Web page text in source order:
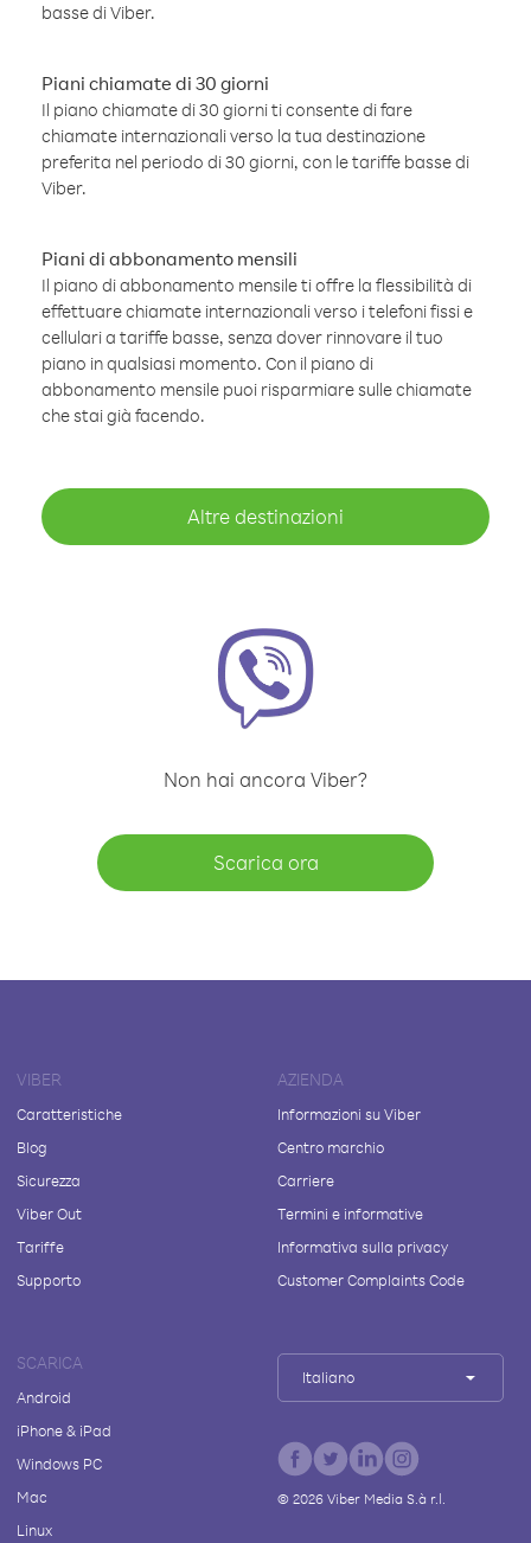
basse di Viber.
Piani chiamate di 30 giorni
Il piano chiamate di 30 giorni ti consente di fare
chiamate internazionali verso la tua destinazione
preferita nel periodo di 30 giorni, con le tariffe basse di
Viber.
Piani di abbonamento mensili
Il piano di abbonamento mensile ti offre la flessibilità di
effettuare chiamate internazionali verso i telefoni fissi e
cellulari a tariffe basse, senza dover rinnovare il tuo
piano in qualsiasi momento. Con il piano di
abbonamento mensile puoi risparmiare sulle chiamate
che stai già facendo.
Altre destinazioni
Non hai ancora Viber?
Scarica ora
VIBER
Caratteristiche
Blog
Sicurezza
Viber Out
Tariffe
Supporto
AZIENDA
Informazioni su Viber
Centro marchio
Carriere
Termini e informative
Informativa sulla privacy
Customer Complaints Code
SCARICA
Android
iPhone & iPad
Windows PC
Mac
Linux
Italiano
© 2026Viber Media S.à r.l.